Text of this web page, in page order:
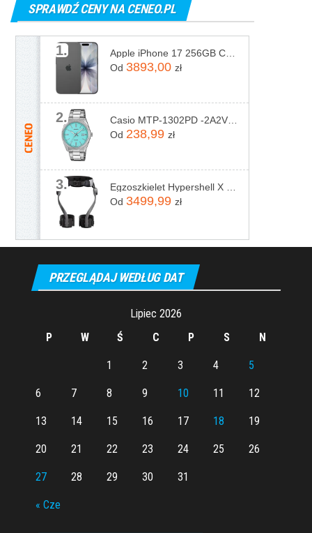
SPRAWDŹ CENY NA CENEO.PL
1.
Od 3893,00 zł
2.
Od 238,99 zł
3.
Od 3499,99 zł
PRZEGLĄDAJ WEDŁUG DAT
Lipiec 2026
P
W Ś C P S N
« Cze
1 2 3 4 5
6 7 8 9 10 11 12
13 14 15 16 17 18 19
20 21 22 23 24 25 26
27 28 29 30 31